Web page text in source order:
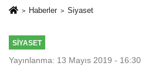
kadar destek
Haberler Siyaset
SIYASET
Yayınlanma: 13 Mayıs 2019 - 16:30